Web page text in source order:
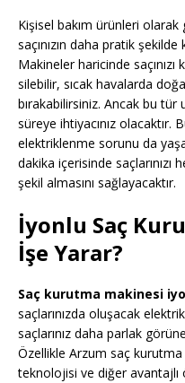
Kişisel bakım ürünleri olarak
saçınızın daha pratik şekilde
Makineler haricinde saçınızı
silebilir, sıcak havalarda
bırakabilirsiniz. Ancak bu
süreye ihtiyacınız olacaktır.
elektriklenme sorunu da
dakika içerisinde
şekil almasını sağlayacaktır.
İyonlu Saç
İşe Yarar?
Saç kurutma makinesi
saçlarınızda oluşacak
saçlarınız daha parlak
Özellikle Arzum saç
teknolojisi ve diğer avantajlı